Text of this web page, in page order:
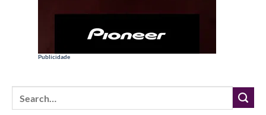
Publicidade